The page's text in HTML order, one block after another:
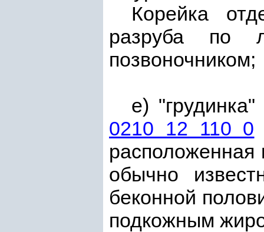
Корейка
разруба по
позвоночником;
е)
0210 12 110 0
обычно
беконной
подкожным